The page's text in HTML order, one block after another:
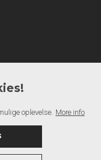
oplevelse. More info